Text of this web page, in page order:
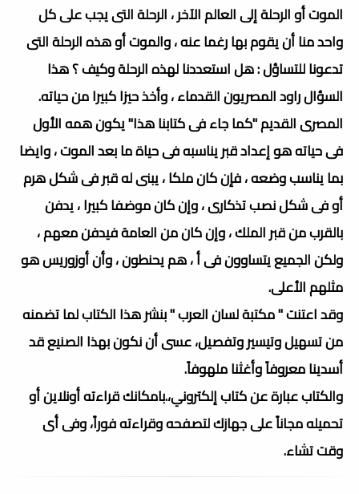
الموت أو الرحلة إلى العالم الآخر ، الرحلة التى يجب على كل
واحد منا أن يقوم بها رغما عنه ، والموت أو هذه الرحلة التى
تدعونا للتساؤل : هل استعددنا لهذه الرحلة وكيف ؟ هذا
السؤال راود المصريون القدماء ، وأخذ حيزا كبيرا من حياته.
المصرى القديم "كما جاء فى كتابنا هذا" يكون همه الأول
فى حياته هو إعداد قبر يناسبه فى حياة ما بعد الموت ، وايضا
بما يناسب وضعه ، فإن كان ملكا ، يبنى له قبر فى شكل هرم
أو فى شكل نصب تذكارى ، وإن كان موضفا كبيرا ، يدفن
بالقرب من قبر الملك ، وإن كان من العامة فيدفن معهم ،
ولكن الجميع يتساوون فى أ ، هم يحنطون ، وأن أوزوريس هو
مثلهم الأعلى.
وقد اعتنت " مكتبة لسان العرب " بنشر هذا الكتاب لما تضمنه
من تسهيل وتيسير وتفصيل، عسى أن نكون بهذا الصنيع قد
أسدينا معروفاً وأغثنا ملهوفاً.
والكتاب عبارة عن كتاب إلكتروني،.بامكانك قراءته أونلاين أو
تحميله مجاناً على جهازك لتصفحه وقراءته فوراً، وفى أى
وقت تشاء.